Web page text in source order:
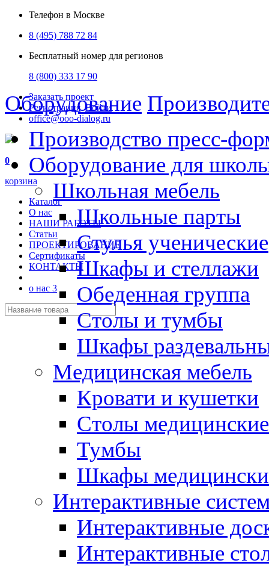
Телефон в Москве
8 (495) 788 72 84
Бесплатный номер для регионов
8 (800) 333 17 90
Заказать проект
Регистрация Войти
office@ooo-dialog.ru
0
корзина
Каталог
О нас
НАШИ РАБОТЫ
Статьи
ПРОЕКТИРОВАНИЕ
Сертификаты
КОНТАКТЫ
о нас 3
Оборудование
Производство пресс-
Оборудование для
Школьная мебель
Школьные парты
Стулья ученические
Шкафы и стеллажи
Обеденная группа
Столы и тумбы
Шкафы
Медицинская мебель
Кровати и кушетки
Столы медицинские
Тумбы
Шкафы
Интерактивные
Интерактивные
Интерактивные